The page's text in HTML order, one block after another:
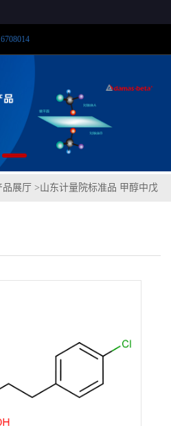
品展厅 >山东计量院标准品 甲醇中戊